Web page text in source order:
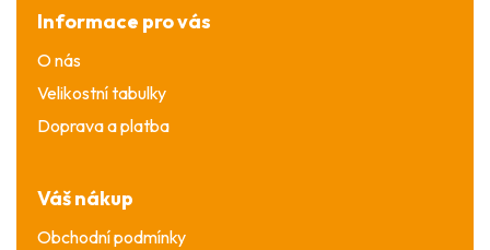
Informace pro vás
O nás
Velikostní tabulky
Doprava a platba
Váš nákup
Obchodní podmínky